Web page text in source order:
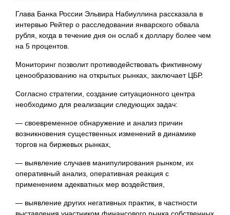
Глава Банка России Эльвира Набиуллина рассказала в
интервью Рейтер о расследовании январского обвала
рубля, когда в течение дня он ослаб к доллару более чем
на 5 процентов.
Мониторинг позволит противодействовать фиктивному
ценообразованию на открытых рынках, заключает ЦБР.
Согласно стратегии, создание ситуационного центра
необходимо для реализации следующих задач:
— своевременное обнаружение и анализ причин
возникновения существенных изменений в динамике
торгов на биржевых рынках,
— выявление случаев манипулирования рынком, их
оперативный анализ, оперативная реакция с
применением адекватных мер воздействия,
— выявление других негативных практик, в частности